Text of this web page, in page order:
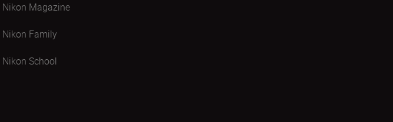
Nikon Magazine
Nikon Family
Nikon School